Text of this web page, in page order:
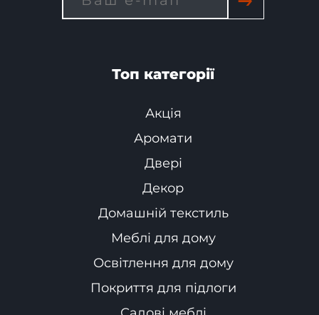
Топ категорії
Акція
Аромати
Двері
Декор
Домашній текстиль
Меблі для дому
Освітлення для дому
Покриття для підлоги